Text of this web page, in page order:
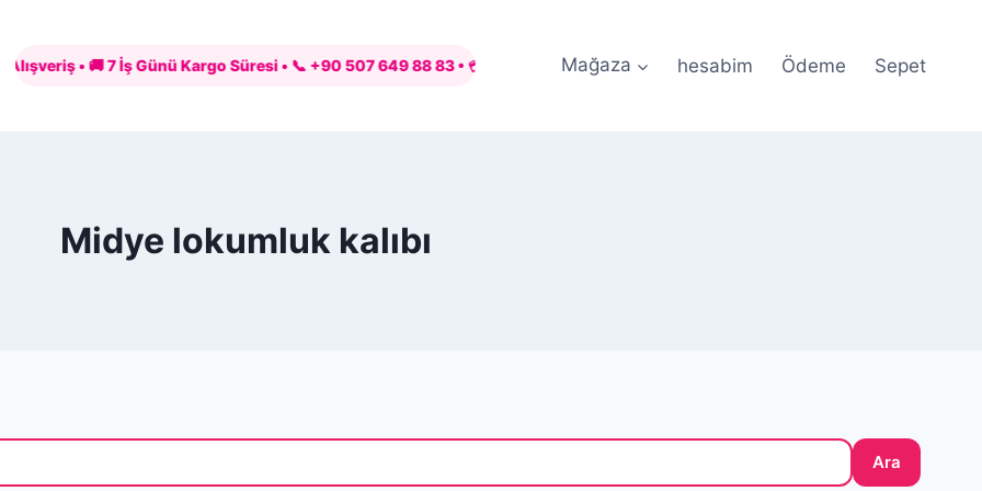
• 🚚 7 İş Günü Kargo Süresi • 📞 +90 507 649 88 83 • 💳 PayTR ile Güvenli Ödeme • 🎀 Özel Tasarım Silikon Kalıplar •
Mağaza hesabim Ödeme Sepet
Midye lokumluk kalıbı
Ara